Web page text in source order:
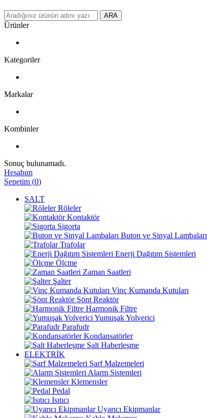
ARA
Ürünler
Kategoriler
Markalar
Kombinler
Sonuç bulunamadı.
Hesabım
Sepetim (0)
ŞALT
Röleler
Kontaktör
Sigorta
Buton ve Sinyal Lambaları
Trafolar
Enerji Dağıtım Sistemleri
Ölçme
Zaman Saatleri
Şalter
Vinç Kumanda Kutuları
Şönt Reaktör
Harmonik Filtre
Yumuşak Yolverici
Parafudr
Kondansatörler
Şalt Haberleşme
ELEKTRİK
Sarf Malzemeleri
Alarm Sistemleri
Klemensler
Pedal
Isıtıcı
Uyarıcı Ekipmanlar